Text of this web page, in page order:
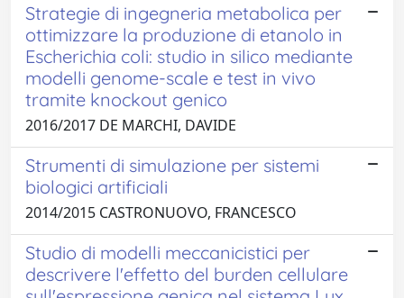
Strategie di ingegneria metabolica per
ottimizzare la produzione di etanolo in
Escherichia coli: studio in silico mediante
modelli genome-scale e test in vivo
tramite knockout genico
2016/2017 DE MARCHI, DAVIDE
Strumenti di simulazione per sistemi
biologici artificiali
2014/2015 CASTRONUOVO, FRANCESCO
Studio di modelli meccanicistici per
descrivere l'effetto del burden cellulare